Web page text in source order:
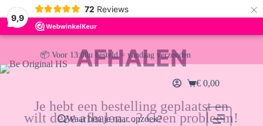
9,9
72 Reviews ×
✅ Direct uit voorraad leverbaar
🚚 Gratis verzending vanaf €30,- (NL & BE)
📦 Voor 13:00u besteld = vandaag verzonden
€ 0,00
Waar ben je naar opzoek?
AFHALEN
Je hebt een bestelling geplaatst en
wilt deze afhalen…? Geen probleem!